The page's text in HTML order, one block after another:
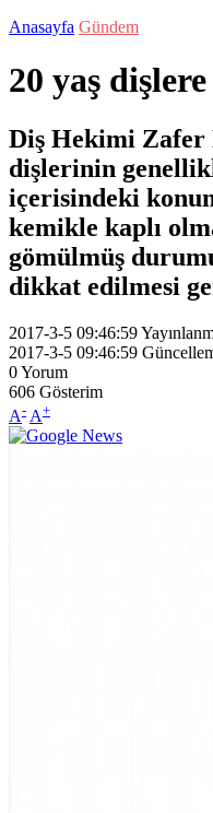
Anasayfa Gündem
20 yaş
Diş Hekimi
dişlerinin
içerisindeki
kemikle kaplı
gömülmüş
dikkat edilmesi
2017-3-5 09:46:59
2017-3-5 09:46:59
0Yorum
606 Gösterim
A- A+